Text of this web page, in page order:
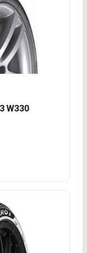
W330